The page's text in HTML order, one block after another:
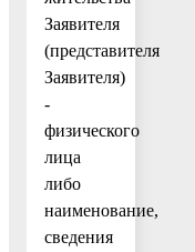
Заявителя
(представителя
Заявителя)
-
физического
лица
либо
наименование,
сведения